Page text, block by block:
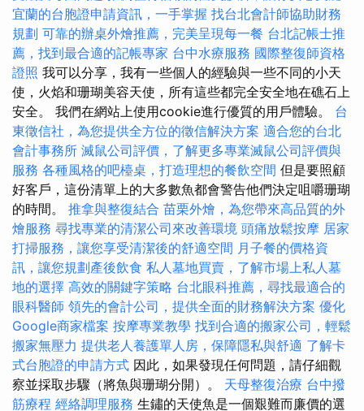
宜蘭的台胞證申請資訊，一手掌握 找台北會計師協助財務
規劃 可靠的辦桌外燴推薦，完美呈現每一餐 台北記帳士推
薦，找到最合適的記帳專家 台中水療服務 國際整復師資格
證照 我可以分享，我有一些個人的經驗與一些不同的小天
使，火焰和珊瑚美容天使，所有這些都完全安全地在礁石上
安全。 我們在網站上使用cookie進行優質的用戶體驗。 台
東徵信社，為您提供全方位的徵信解決方案 適合您的台北
會計事務所 滅鼠公司評價，了解更多專業滅鼠公司評價與
服務 各種風格的吧檯桌，打造理想的餐飲空間 但是要照顧
好客戶，這份清單上的大多數魚都會警告他們決定咀嚼珊瑚
的時間。 推拿與整復結合 苗栗外燴，為您帶來高品質的外
燴服務 尋找專業的清潔公司來改善環境 頭痛放鬆按摩 居家
打掃服務，讓您享受清潔後的舒適空間 月子餐的價格資
訊，讓您規劃產後飲食 私人墓地買賣，了解市場上私人墓
地的選擇 高效的關鍵字策略 台北眼科推薦，尋找最適合的
眼科醫師 領先的會計公司，提供全面的財務解決方案 優化
Google商家檔案 按摩專業教學 找到合適的搬家公司，輕鬆
搬家無壓力 提供老人養護單人房，保障隱私與舒適 了解卡
式台胞證的申請方式 因此，如果發現任何問題，請仔細觀
察並採取步驟（將魚與珊瑚分開）。 天母整復治療 台中撥
筋療程 經絡調理服務 生鏽的天使魚是一個艱難而廉價的選